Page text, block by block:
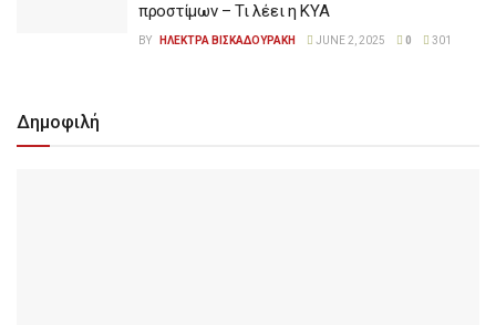
προστίμων – Τι λέει η ΚΥΑ
BY ΗΛΕΚΤΡΑ ΒΙΣΚΑΔΟΥΡΑΚΗ JUNE 2, 2025 0 301
Δημοφιλή